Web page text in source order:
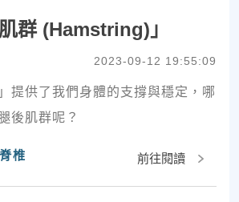
群 (Hamstring)」
2023-09-12 19:55:09
提供了我們身體的支撐與穩定，哪
後肌群呢？
脊椎 前往閱讀